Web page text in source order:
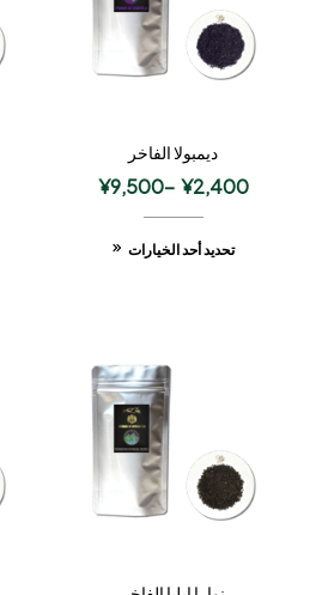
ديمبولا الفاخر
¥2,400
–
¥9,500
تحديد أحد الخيارات